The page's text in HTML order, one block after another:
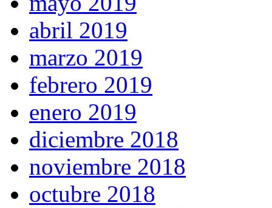
abril 2019
marzo 2019
febrero 2019
enero 2019
diciembre 2018
noviembre 2018
octubre 2018